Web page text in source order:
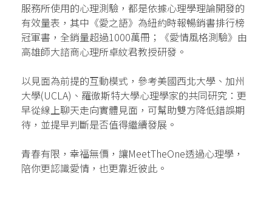
服務所使用的心理測驗，都是依據心理學理論開發的
有效量表，其中《愛之語》為紐約時報暢銷書排行榜
冠軍書，全銷量超過1000萬冊；《愛情風格測驗》由
高雄師大諮商心理所卓紋君教授研發。
以見面為前提的互動模式，參考美國西北大學、加州
大學(UCLA)、羅徹斯特大學心理學家的共同研究：更
早從線上聊天走向實體見面，可幫助雙方降低錯誤期
待，並提早判斷是否值得繼續發展。
青春有限，幸福無價，讓MeetTheOne透過心理學，
陪你更認識愛情，也更靠近彼此。